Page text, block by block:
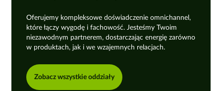
Oferujemy kompleksowe doświadczenie omnichannel,
które łączy wygodę i fachowość. Jesteśmy Twoim
niezawodnym partnerem, dostarczając energię zarówno
w produktach, jak i we wzajemnych relacjach.
Zobacz wszystkie oddziały